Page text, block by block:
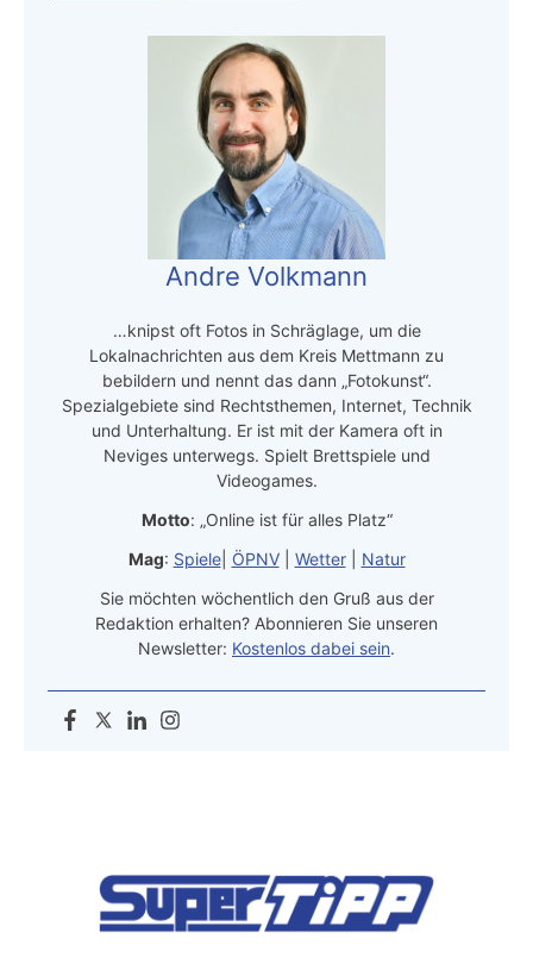
Andre Volkmann
…knipst oft Fotos in Schräglage, um die
Lokalnachrichten aus dem Kreis Mettmann zu
bebildern und nennt das dann „Fotokunst“.
Spezialgebiete sind Rechtsthemen, Internet, Technik
und Unterhaltung. Er ist mit der Kamera oft in
Neviges unterwegs. Spielt Brettspiele und
Videogames.
Motto: „Online ist für alles Platz“
Mag: Spiele| ÖPNV| Wetter| Natur
Sie möchten wöchentlich den Gruß aus der
Redaktion erhalten? Abonnieren Sie unseren
Newsletter: Kostenlos dabei sein.